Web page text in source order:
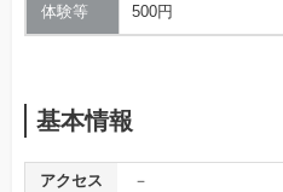
体験等 500円
基本情報
アクセス
－